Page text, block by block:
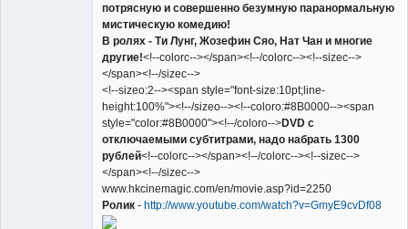
потрясную и совершенно безумную паранормальную
мистическую комедию!
В ролях - Ти Лунг, Жозефин Сяо, Нат Чан и многие
другие!<!--colorc--></span><!--/colorc--><!--sizec-->
</span><!--/sizec-->
<!--sizeo:2--><span style="font-size:10pt;line-
height:100%"><!--/sizeo--><!--coloro:#8B0000--><span
style="color:#8B0000"><!--/coloro-->DVD с
отключаемыми субтитрами, надо набрать 1300
рублей<!--colorc--></span><!--/colorc--><!--sizec-->
</span><!--/sizec-->
www.hkcinemagic.com/en/movie.asp?id=2250
Ролик - http://www.youtube.com/watch?v=GmyE9cvDf08